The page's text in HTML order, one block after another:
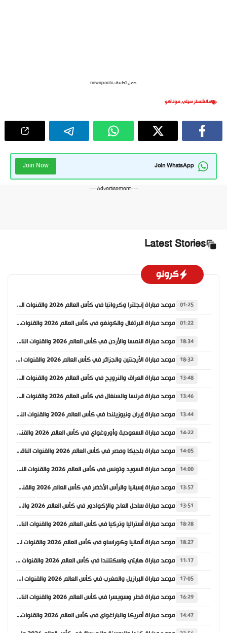
حمل تطبيق newspoots
مانشستر سيتي,موناكو
Join WhatsApp
Join Now
---Advertisement---
Latest Stories
كرونو
01:25 موعد مباراة إنجلترا وكرواتيا في كأس العالم 2026 والقنوات الناقلة
01:22 موعد مباراة البرتغال والكونغو في كأس العالم 2026 والقنوات الناقلة
18:34 موعد مباراة النمسا والأردن في كأس العالم 2026 والقنوات الناقلة
18:32 موعد مباراة الأرجنتين والجزائر في كأس العالم 2026 والقنوات الناقلة
13:48 موعد مباراة العراق والنرويج في كأس العالم 2026 والقنوات الناقلة
13:46 موعد مباراة فرنسا والسنغال في كأس العالم 2026 والقنوات الناقلة
13:44 موعد مباراة إيران ونيوزيلندا في كأس العالم 2026 والقنوات الناقلة
14:22 موعد مباراة السعودية وأوروغواي في كأس العالم 2026 والقنوات الناقلة
14:05 موعد مباراة بلجيكا ومصر في كأس العالم 2026 والقنوات الناقلة
14:00 موعد مباراة السويد وتونس في كأس العالم 2026 والقنوات الناقلة
13:57 موعد مباراة إسبانيا والرأس الأخضر في كأس العالم 2026 والقنوات الناقلة
13:51 موعد مباراة ساحل العاج والإكوادور في كأس العالم 2026 والقنوات الناقلة
18:28 موعد مباراة أستراليا وتركيا في كأس العالم 2026 والقنوات الناقلة
18:27 موعد مباراة ألمانيا وكوراساو في كأس العالم 2026 والقنوات الناقلة
11:17 موعد مباراة هايتي واسكتلندا في كأس العالم 2026 والقنوات الناقلة
17:05 موعد مباراة البرازيل والمغرب في كأس العالم 2026 والقنوات الناقلة
16:29 موعد مباراة قطر وسويسرا في كأس العالم 2026 والقنوات الناقلة
14:47 موعد مباراة أمريكا والباراغواي في كأس العالم 2026 والقنوات الناقلة